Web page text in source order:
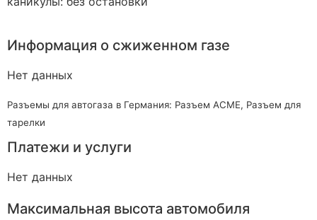
Информация о сжиженном газе
Нет данных
Разъемы для автогаза в Германия: Разъем ACME, Разъем для
тарелки
Платежи и услуги
Нет данных
Максимальная высота автомобиля